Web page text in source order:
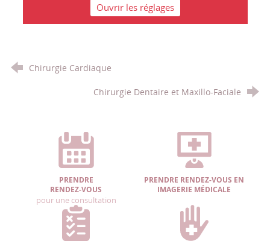
Ouvrir les réglages
Chirurgie Cardiaque
Chirurgie Dentaire et Maxillo-Faciale
PRENDRE
RENDEZ-VOUS
pour une consultation
PRENDRE RENDEZ-VOUS EN
IMAGERIE MÉDICALE